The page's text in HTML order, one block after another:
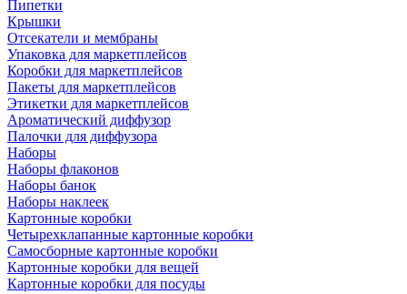
Пипетки
Крышки
Отсекатели и мембраны
Упаковка для маркетплейсов
Коробки для маркетплейсов
Пакеты для маркетплейсов
Этикетки для маркетплейсов
Ароматический диффузор
Палочки для диффузора
Наборы
Наборы флаконов
Наборы банок
Наборы наклеек
Картонные коробки
Четырехклапанные картонные коробки
Самосборные картонные коробки
Картонные коробки для вещей
Картонные коробки для посуды